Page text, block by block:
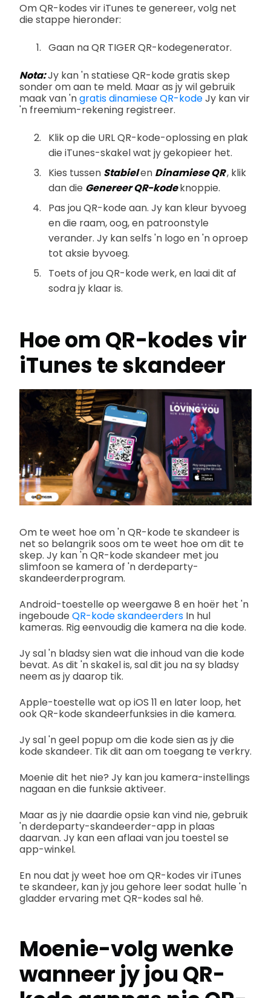
Om QR-kodes vir iTunes te genereer, volg net
die stappe hieronder:
Gaan na QR TIGER QR-kodegenerator.
Nota:Jy kan 'n statiese QR-kode gratis skep
sonder om aan te meld. Maar as jy wil gebruik
maak van 'ngratis dinamiese QR-kodeJy kan vir
'n freemium-rekening registreer.
Klik op die URL QR-kode-oplossing en plak
die iTunes-skakel wat jy gekopieer het.
Kies tussen Stabielen Dinamiese QR, klik
dan die Genereer QR-kodeknoppie.
Pas jou QR-kode aan. Jy kan kleur byvoeg
en die raam, oog, en patroonstyle
verander. Jy kan selfs 'n logo en 'n oproep
tot aksie byvoeg.
Toets of jou QR-kode werk, en laai dit af
sodra jy klaar is.
Hoe om QR-kodes vir
iTunes te skandeer
Om te weet hoe om 'n QR-kode te skandeer is
net so belangrik soos om te weet hoe om dit te
skep. Jy kan 'n QR-kode skandeer met jou
slimfoon se kamera of 'n derdeparty-
skandeerderprogram.
Android-toestelle op weergawe 8 en hoër het 'n
ingeboude QR-kode skandeerders In hul
kameras. Rig eenvoudig die kamera na die kode.
Jy sal 'n bladsy sien wat die inhoud van die kode
bevat. As dit 'n skakel is, sal dit jou na sy bladsy
neem as jy daarop tik.
Apple-toestelle wat op iOS 11 en later loop, het
ook QR-kode skandeerfunksies in die kamera.
Jy sal 'n geel popup om die kode sien as jy die
kode skandeer. Tik dit aan om toegang te verkry.
Moenie dit het nie? Jy kan jou kamera-instellings
nagaan en die funksie aktiveer.
Maar as jy nie daardie opsie kan vind nie, gebruik
'n derdeparty-skandeerder-app in plaas
daarvan. Jy kan een aflaai van jou toestel se
app-winkel.
En nou dat jy weet hoe om QR-kodes vir iTunes
te skandeer, kan jy jou gehore leer sodat hulle 'n
gladder ervaring met QR-kodes sal hê.
Moenie-volg wenke
wanneer jy jou QR-